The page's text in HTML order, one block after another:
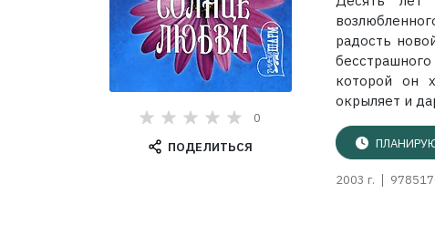
0
ПОДЕЛИТЬСЯ
радость
которой он
окрыляет и
2003 г.